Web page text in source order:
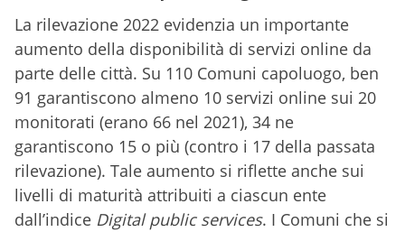
La rilevazione 2022 evidenzia un importante
aumento della disponibilità di servizi online da
parte delle città. Su 110 Comuni capoluogo, ben
91 garantiscono almeno 10 servizi online sui 20
monitorati (erano 66 nel 2021), 34 ne
garantiscono 15 o più (contro i 17 della passata
rilevazione). Tale aumento si riflette anche sui
livelli di maturità attribuiti a ciascun ente
dall’indice Digital public services. I Comuni che si